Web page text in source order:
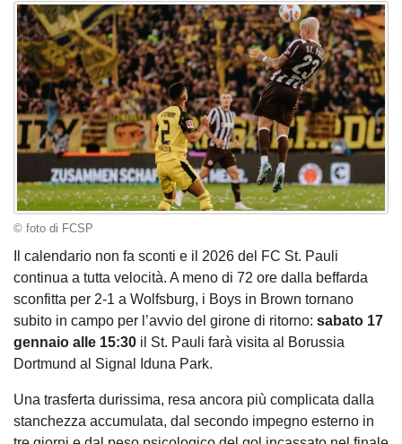
© foto di FCSP
Il calendario non fa sconti e il 2026 del FC St. Pauli
continua a tutta velocità. A meno di 72 ore dalla beffarda
sconfitta per 2-1 a Wolfsburg, i Boys in Brown tornano
subito in campo per l’avvio del girone di ritorno: sabato 17
gennaio alle 15:30 il St. Pauli farà visita al Borussia
Dortmund al Signal Iduna Park.
Una trasferta durissima, resa ancora più complicata dalla
stanchezza accumulata, dal secondo impegno esterno in